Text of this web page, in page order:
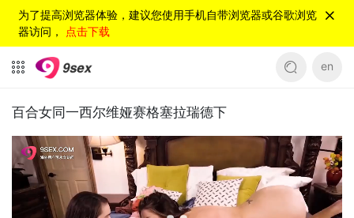
为了提高浏览器体验，建议您使用手机自带浏览器或谷歌浏览
器访问， 点击下载
en
百合女同一西尔维娅赛格塞拉瑞德下